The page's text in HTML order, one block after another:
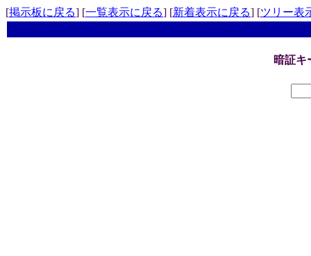
[掲示板に戻る] [一覧表示に戻る] [新着表示に戻る] [ツリー表
暗証キ